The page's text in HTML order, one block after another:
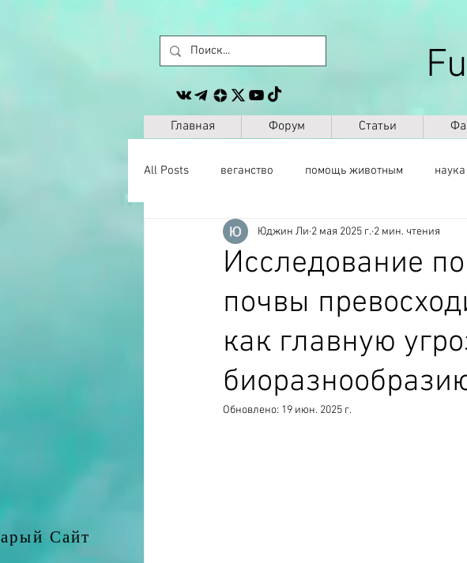
Главная Форум Статьи
All Posts веганство помощь животным наука
животные сайт другое саморазвитие
антропология космос
Исследование
почвы
как главную
Юджин Ли 2 мая 2025 г. 2 мин. чтения
Обновлено: 19 июн. 2025 г.
Сайт